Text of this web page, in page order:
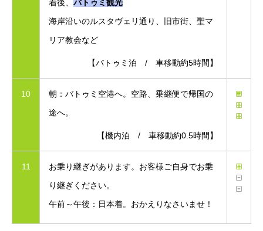
着後、 バトゥミ観光
海岸沿いのルスタヴェリ通り、旧市街、聖マ
リア教会など
【バトゥミ泊 / 車移動約5時間】
10
朝：バトゥミ空港へ。空路、乗継便で帰国の
途へ。
【機内泊 / 車移動約0.5時間】
11
お乗り継ぎがあります。お客様ご自身でお乗
り継ぎください。
午前～午後：日本着。おかえりなさいませ！